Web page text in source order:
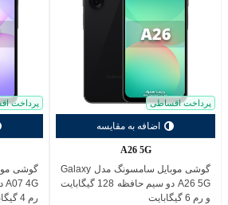
پرداخت اقساطی
اضافه به مقایسه
A26 5G
گوشی موبایل سامسونگ مدل Galaxy
A26 5G دو سیم حافظه 128 گیگابایت
و رم 6 گیگابایت
پرداخت
رم 4 گیگابایت